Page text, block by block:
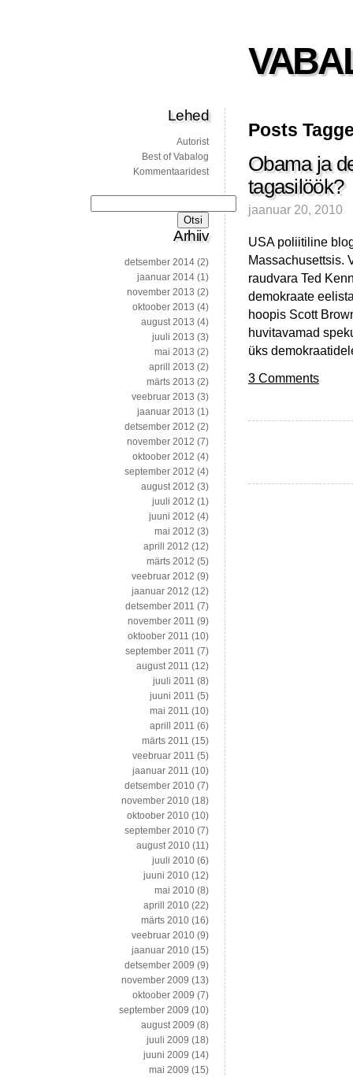
Posts
Obama ja
tagasilöök?
jaanuar 20, 2010
USA poliitiline
Massachusettsis.
raudvara Ted
demokraate
hoopis Scott
huvitavamad
üks
3 Comments
Lehed
Autorist
Best of Vabalog
Kommentaaridest
Arhiiv
detsember 2014 (2)
jaanuar 2014 (1)
november 2013 (2)
oktoober 2013 (4)
august 2013 (4)
juuli 2013 (3)
mai 2013 (2)
aprill 2013 (2)
märts 2013 (2)
veebruar 2013 (3)
jaanuar 2013 (1)
detsember 2012 (2)
november 2012 (7)
oktoober 2012 (4)
september 2012 (4)
august 2012 (3)
juuli 2012 (1)
juuni 2012 (4)
mai 2012 (3)
aprill 2012 (12)
märts 2012 (5)
veebruar 2012 (9)
jaanuar 2012 (12)
detsember 2011 (7)
november 2011 (9)
oktoober 2011 (10)
september 2011 (7)
august 2011 (12)
juuli 2011 (8)
juuni 2011 (5)
mai 2011 (10)
aprill 2011 (6)
märts 2011 (15)
veebruar 2011 (5)
jaanuar 2011 (10)
detsember 2010 (7)
november 2010 (18)
oktoober 2010 (10)
september 2010 (7)
august 2010 (11)
juuli 2010 (6)
juuni 2010 (12)
mai 2010 (8)
aprill 2010 (22)
märts 2010 (16)
veebruar 2010 (9)
jaanuar 2010 (15)
detsember 2009 (9)
november 2009 (13)
oktoober 2009 (7)
september 2009 (10)
august 2009 (8)
juuli 2009 (18)
juuni 2009 (14)
mai 2009 (15)